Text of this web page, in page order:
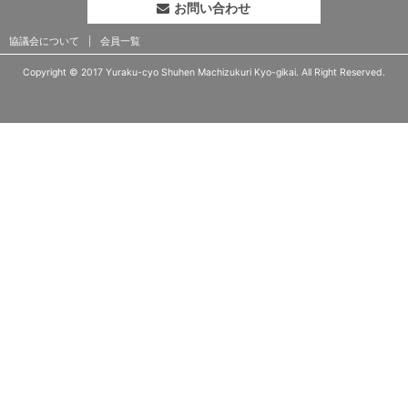
お問い合わせ
協議会について 会員一覧
Copyright © 2017 Yuraku-cyo Shuhen Machizukuri Kyo-gikai. All Right Reserved.